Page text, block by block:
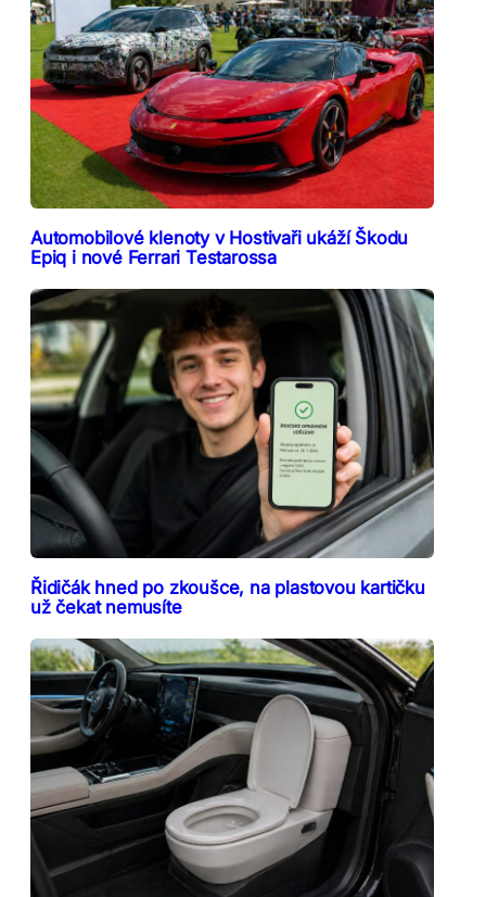
Automobilové klenoty v Hostivaři ukáží Škodu
Epiq i nové Ferrari Testarossa
Řidičák hned po zkoušce, na plastovou kartičku
už čekat nemusíte